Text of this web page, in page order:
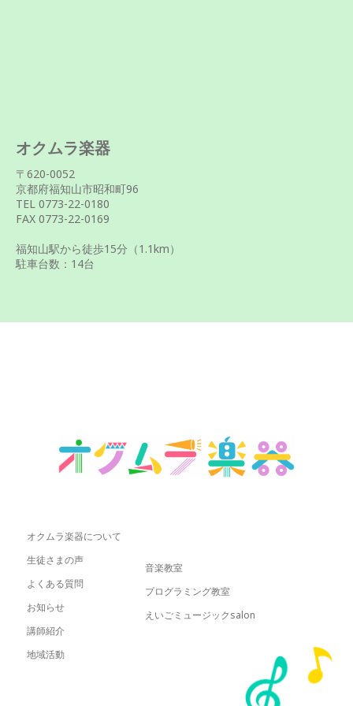
オクムラ楽器
〒620-0052
京都府福知山市昭和町96
TEL 0773-22-0180
FAX 0773-22-0169
福知山駅から徒歩15分（1.1km）
駐車台数：14台
オクムラ楽器について
生徒さまの声
よくある質問
お知らせ
講師紹介
地域活動
音楽教室
プログラミング教室
えいごミュージックsalon